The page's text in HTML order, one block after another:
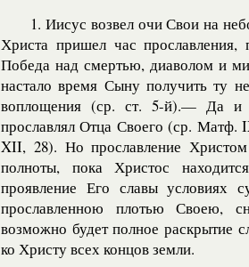
1. Иисус возвел очи Свои на
Христа пришел час
Победа над смертью, диаволом и
настало время Сыну получить ту
воплощения (ср. ст. 5-й).— Да и
прославлял Отца Своего (ср. Матф.
XII, 28). Но прославление
полноты, пока Христос
проявление Его славы условиях
прославленною плотью Своею,
возможно будет полное раскрытие
ко Христу всех концов земли.